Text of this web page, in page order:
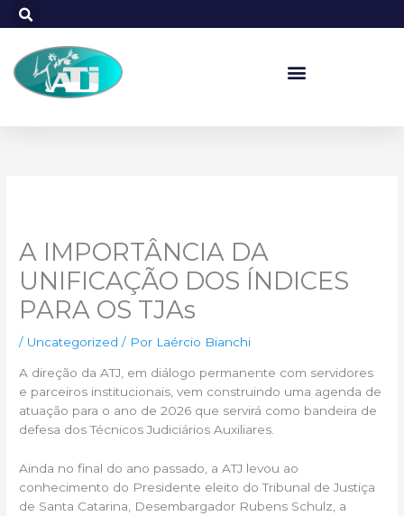
para
conteúdo
A IMPORTÂNCIA DA
UNIFICAÇÃO DOS ÍNDICES
PARA OS TJAs
/ Uncategorized / Por Laércio Bianchi
A direção da ATJ, em diálogo permanente com servidores
e parceiros institucionais, vem construindo uma agenda de
atuação para o ano de 2026 que servirá como bandeira de
defesa dos Técnicos Judiciários Auxiliares.
Ainda no final do ano passado, a ATJ levou ao
conhecimento do Presidente eleito do Tribunal de Justiça
de Santa Catarina, Desembargador Rubens Schulz, a